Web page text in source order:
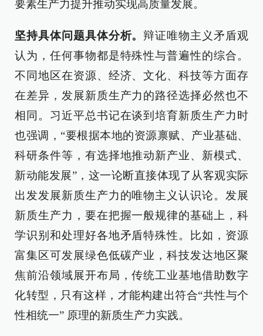
要素生产力提升推动实现高质量发展。
坚持具体问题具体分析。辩证唯物主义矛盾观
认为，任何事物都是特殊性与普遍性的综合。
不同地区在资源、经济、文化、科技等方面存
在差异，发展新质生产力的路径选择必然也不
相同。习近平总书记在谈到培育新质生产力时
也强调，“要根据本地的资源禀赋、产业基础、
科研条件等，有选择地推动新产业、新模式、
新动能发展”，这一论断直接体现了从客观实际
出发发展新质生产力的唯物主义认识论。发展
新质生产力，要在把握一般规律的基础上，科
学识别和处理好各地矛盾特殊性。比如，资源
富集区可发展绿色低碳产业，科技发达地区聚
焦前沿领域展开布局，传统工业基地借助数字
化转型，只有这样，才能构建出符合“共性与个
性相统一” 原理的新质生产力实践。